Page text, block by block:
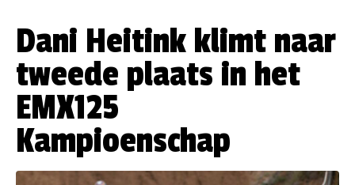
Dani Heitink klimt naar
tweede plaats in het
EMX125
Kampioenschap